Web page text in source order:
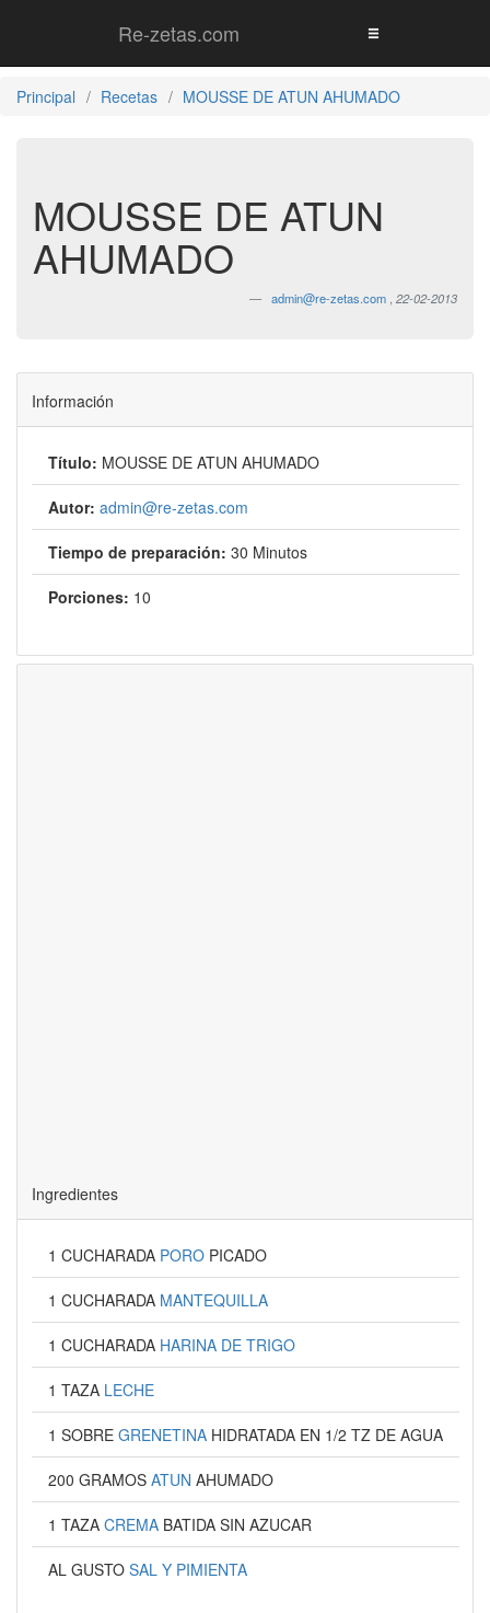
Re-zetas.com
Principal Recetas MOUSSE DE ATUN AHUMADO
MOUSSE DE ATUN
AHUMADO
admin@re-zetas.com 22-02-2013
Información
Título: MOUSSE DE ATUN AHUMADO
Autor: admin@re-zetas.com
Tiempo de preparación: 30 Minutos
Porciones: 10
Ingredientes
1 CUCHARADA PORO PICADO
1 CUCHARADA MANTEQUILLA
1 CUCHARADA HARINA DE TRIGO
1 TAZA LECHE
1 SOBRE GRENETINA HIDRATADA EN 1/2 TZ DE AGUA
200 GRAMOS ATUN AHUMADO
1 TAZA CREMA BATIDA SIN AZUCAR
AL GUSTO SAL Y PIMIENTA